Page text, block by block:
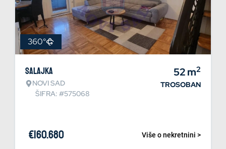
360°
Salajka
NOVI SAD
ŠIFRA: #575068
52m2
TROSOBAN
Više o nekretnini >
€160.680